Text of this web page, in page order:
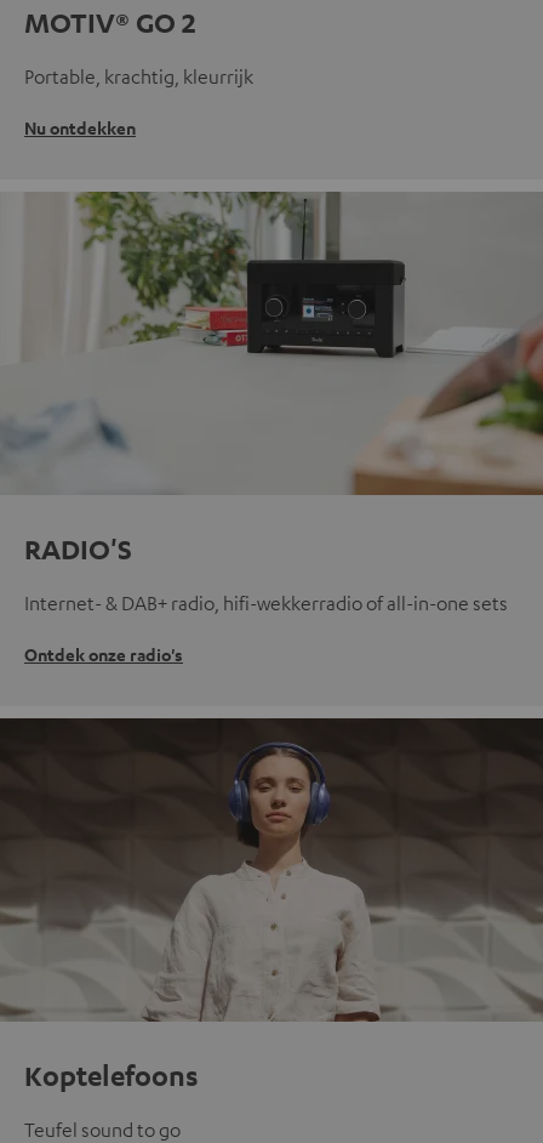
MOTIV® GO 2
Portable, krachtig, kleurrijk
Nu ontdekken
RADIO'S
Internet- & DAB+ radio, hifi-wekkerradio of all-in-one sets
Ontdek onze radio's
Koptelefoons
Teufel sound to go